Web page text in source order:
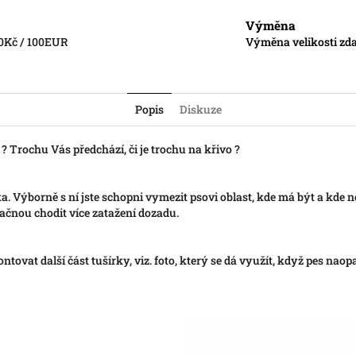
/ 100EUR
Výměna
Výměna velikosti
Popis Diskuze
Trochu Vás předchází, či je trochu na křivo ?
Výborně s ní jste schopni vymezit psovi oblast, kde má být a kde
chodit více zatažení dozadu.
další část tušírky, viz. foto, který se dá využít, když pes